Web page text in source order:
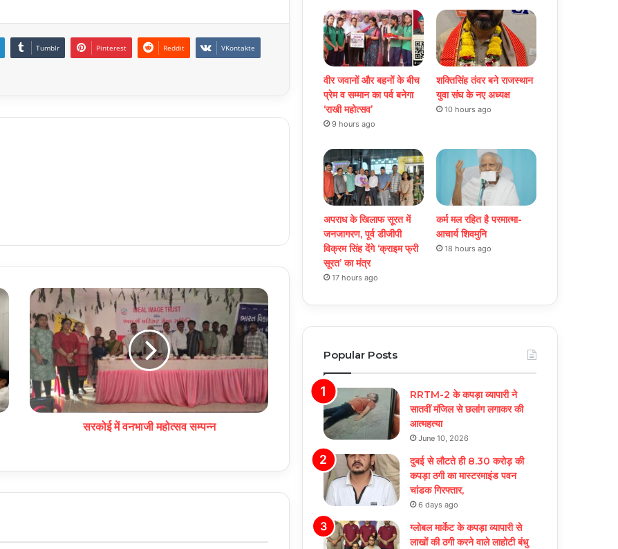
Tumblr Pinterest Reddit VKontakte
सरकोई में वनभाजी महोत्सव सम्पन्न
वीर जवानों और बहनों के बीच
प्रेम व सम्मान का पर्व बनेगा
‘राखी महोत्सव’
9 hours ago
शक्तिसिंह तंवर बने राजस्थान
युवा संघ के नए अध्यक्ष
10 hours ago
अपराध के खिलाफ सूरत में
जनजागरण, पूर्व डीजीपी
विक्रम सिंह देंगे ‘क्राइम फ्री
सूरत’ का मंत्र
17 hours ago
कर्म मल रहित है परमात्मा-
आचार्य शिवमुनि
18 hours ago
Popular Posts
RRTM-2 के कपड़ा व्यापारी ने
सातवीं मंजिल से छलांग लगाकर की
आत्महत्या
June 10, 2026
दुबई से लौटते ही 8.30 करोड़ की
कपड़ा ठगी का मास्टरमाइंड पवन
चांडक गिरफ्तार,
6 days ago
ग्लोबल मार्केट के कपड़ा व्यापारी से
लाखों की ठगी करने वाले लाहोटी बंधु